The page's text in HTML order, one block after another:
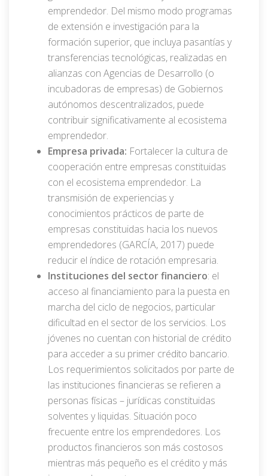
emprendedor. Del mismo modo programas
de extensión e investigación para la
formación superior, que incluya pasantías y
transferencias tecnológicas, realizadas en
alianzas con Agencias de Desarrollo (o
incubadoras de empresas) de Gobiernos
autónomos descentralizados, puede
contribuir significativamente al ecosistema
emprendedor.
Empresa privada: Fortalecer la cultura de
cooperación entre empresas constituidas
con el ecosistema emprendedor. La
transmisión de experiencias y
conocimientos prácticos de parte de
empresas constituidas hacia los nuevos
emprendedores (GARCÍA, 2017) puede
reducir el índice de rotación empresaria.
Instituciones del sector financiero: el
acceso al financiamiento para la puesta en
marcha del ciclo de negocios, particular
dificultad en el sector de los servicios. Los
jóvenes no cuentan con historial de crédito
para acceder a su primer crédito bancario.
Los requerimientos solicitados por parte de
las instituciones financieras se refieren a
personas físicas – jurídicas constituidas
solventes y liquidas. Situación poco
frecuente entre los emprendedores. Los
productos financieros son más costosos
mientras más pequeño es el crédito y más